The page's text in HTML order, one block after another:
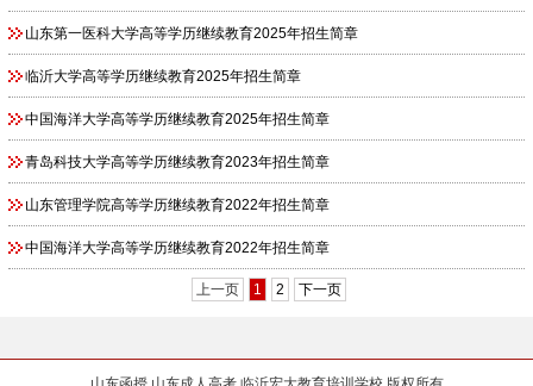
山东第一医科大学高等学历继续教育2025年招生简章
临沂大学高等学历继续教育2025年招生简章
中国海洋大学高等学历继续教育2025年招生简章
青岛科技大学高等学历继续教育2023年招生简章
山东管理学院高等学历继续教育2022年招生简章
中国海洋大学高等学历继续教育2022年招生简章
上一页 1 2 下一页